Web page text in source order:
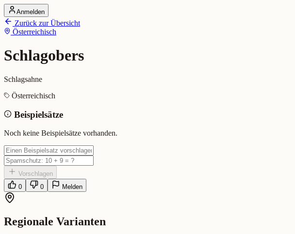
Startseite
Alle Dialekte
Dialekte vergleichen
Dialekt-Karte
Ranking
Schlagobers (Österreichisch)
Bedeutung: Schlagsahne
Eingereicht von: Mundwerk Team
Anmelden
Zurück zur Übersicht
Österreichisch
Schlagobers
Schlagsahne
Österreichisch
Beispielsätze
Noch keine Beispielsätze vorhanden.
Vorschlagen
0
0 Melden
Regionale Varianten